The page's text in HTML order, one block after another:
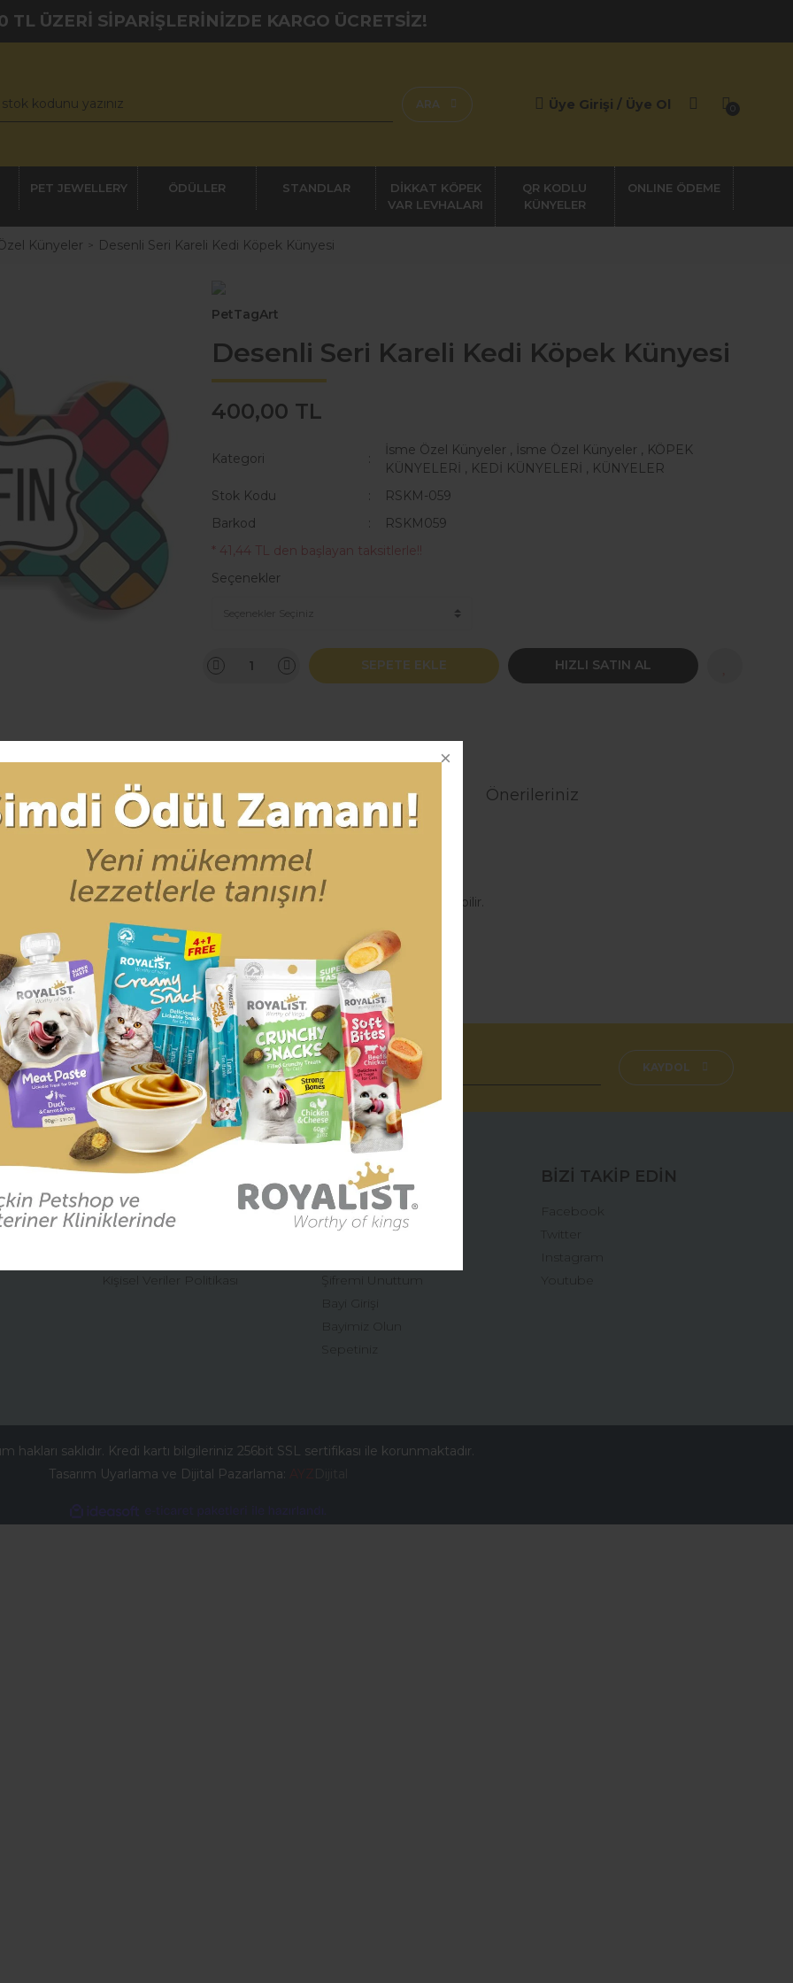
TL ÜZERİ SİPARİŞLERİNİZDE KARGO ÜCRETSİZ!
ARA Üye Girişi / Üye Ol 0
PET JEWELLERY ÖDÜLLER STANDLAR
DİKKAT KÖPEK
VAR LEVHALARI
QR KODLU
KÜNYELER
Künyeler Desenli Seri Kareli Kedi Köpek Künyesi
PetTagArt
Desenli Seri Kareli Kedi Köpek Künyesi
400,00 TL
Kategori
İsme Özel Künyeler , İsme Özel Künyeler , KÖPEK
KÜNYELERİ , KEDİ KÜNYELERİ , KÜNYELER
Stok Kodu
RSKM-059
Barkod
RSKM059
* 41,44 TL den başlayan taksitlerle!!
Seçenekler
SEPETE EKLE HIZLI SATIN AL
(0) Taksit Seçenekleri Önerileriniz
kaybolmaktadır.
evini daha kolay bulmasına en büyük yardımcı araçtır.
adı ve kaybolduğunda size ulaşılabilecek bir telefon numarası yazılabilir.
değildir.
gibi kırılma, çatlama ya da ezilme gibi problemlerle karşılaşmazsınız.
Bu ürüne ilk yorumu siz yapın!
Yorum Yaz
konularda yetersiz gördüğünüz noktaları öneri formunu kullanarak tarafımıza iletebilirsiniz.
Gönder
KAYDOL
ALIŞVERİŞ
Mesafeli Satış Sözleşmesi
Kişisel Veriler Politikası
ÜYELİK
Hesabım
Yeni Üyelik
Şifremi Unuttum
Bayi Girişi
Bayimiz Olun
Sepetiniz
BİZİ TAKİP EDİN
Facebook
Twitter
Instagram
Youtube
hakları saklıdır. Kredi kartı bilgileriniz 256bit SSL sertifikası ile korunmaktadır.
Tasarım Uyarlama ve Dijital Pazarlama: AYZ
ideasoft
e-
ticaret
hazırlandı.